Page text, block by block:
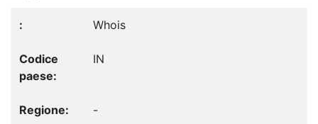
Whois
IN
-